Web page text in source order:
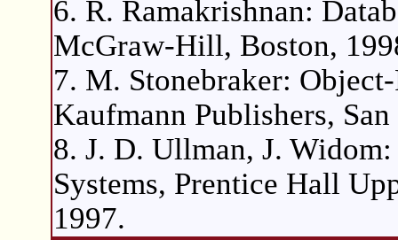
6. R. Ramakrishnan:
McGraw-Hill, Boston,
7. M. Stonebraker:
Kaufmann Publishers,
8. J. D. Ullman, J.
Systems, Prentice Hall
1997.